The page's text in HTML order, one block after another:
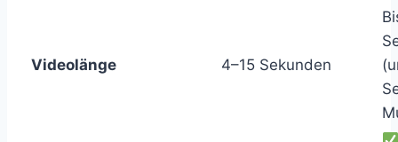
Videolänge 4–15 Sekunden